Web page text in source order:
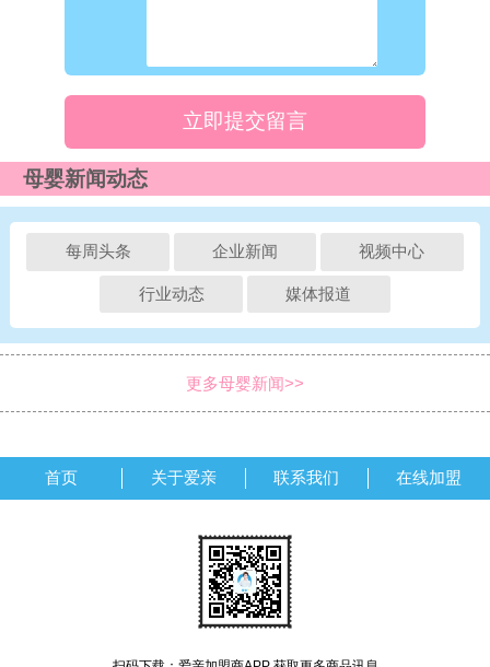
立即提交留言
母婴新闻动态
每周头条 企业新闻 视频中心
行业动态 媒体报道
更多母婴新闻>>
首页 关于爱亲 联系我们 在线加盟